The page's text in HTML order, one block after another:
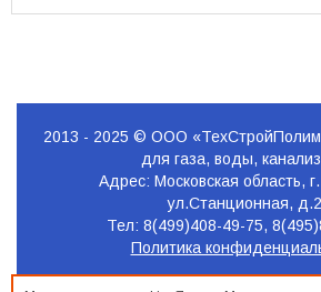
2013 - 2025 © ООО
для газа, воды,
Адрес: Московская область,
ул.Станционная,
Тел: 8(499)408-49-75,
Политика